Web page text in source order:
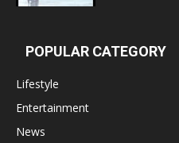
POPULAR CATEGORY
Lifestyle
Entertainment
News